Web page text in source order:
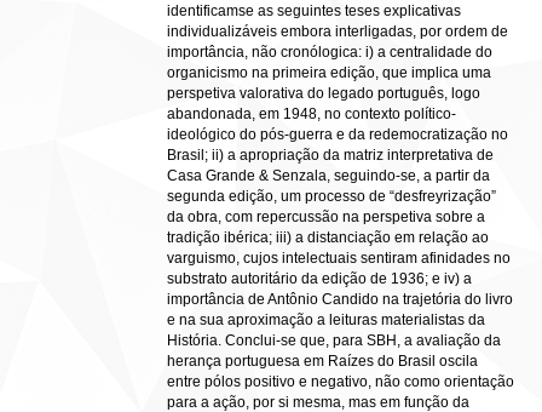
identificamse as seguintes teses explicativas
individualizáveis embora interligadas, por ordem de
importância, não cronólogica: i) a centralidade do
organicismo na primeira edição, que implica uma
perspetiva valorativa do legado português, logo
abandonada, em 1948, no contexto político-
ideológico do pós-guerra e da redemocratização no
Brasil; ii) a apropriação da matriz interpretativa de
Casa Grande & Senzala, seguindo-se, a partir da
segunda edição, um processo de “desfreyrização”
da obra, com repercussão na perspetiva sobre a
tradição ibérica; iii) a distanciação em relação ao
varguismo, cujos intelectuais sentiram afinidades no
substrato autoritário da edição de 1936; e iv) a
importância de Antônio Candido na trajetória do livro
e na sua aproximação a leituras materialistas da
História. Conclui-se que, para SBH, a avaliação da
herança portuguesa em Raízes do Brasil oscila
entre pólos positivo e negativo, não como orientação
para a ação, por si mesma, mas em função da